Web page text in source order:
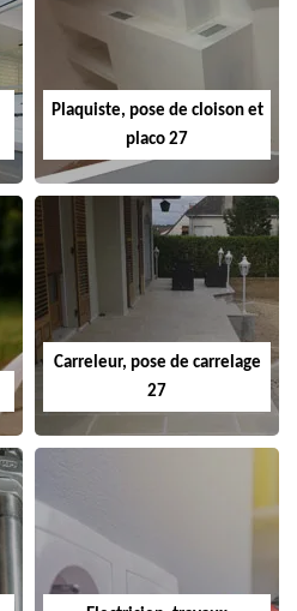
Plaquiste, pose de cloison et
placo 27
Carreleur, pose de carrelage
27